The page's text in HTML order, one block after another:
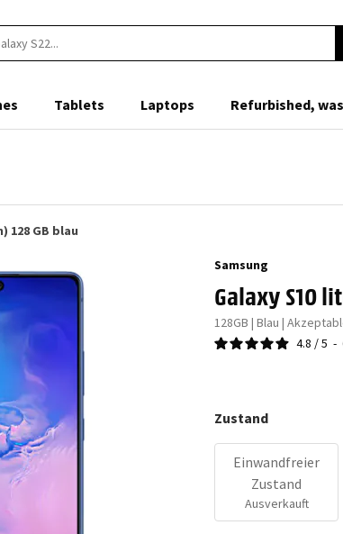
Tablets Laptops Refurbished,
128 GB blau
Samsung
Galaxy S10
128GB | Blau |
4.8 /5 -
Zustand
Einwandfreier
Zustand
Ausverkauft